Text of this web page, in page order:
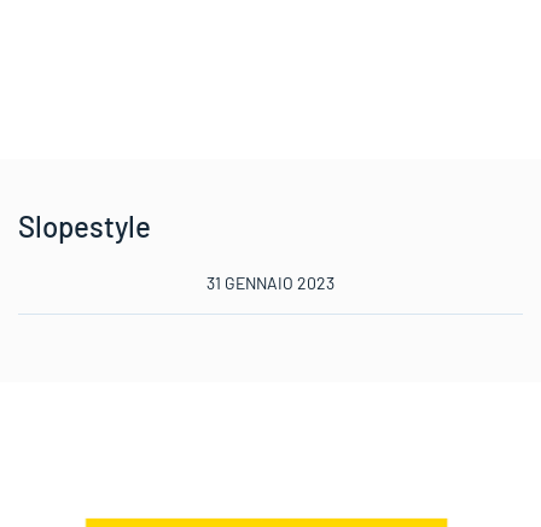
Slopestyle
31 GENNAIO 2023